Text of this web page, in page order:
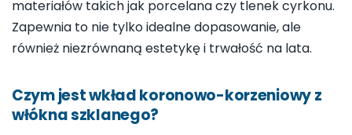
materiałów takich jak porcelana czy tlenek cyrkonu.
Zapewnia to nie tylko idealne dopasowanie, ale
również niezrównaną estetykę i trwałość na lata.
Czym jest wkład koronowo-korzeniowy z
włókna szklanego?